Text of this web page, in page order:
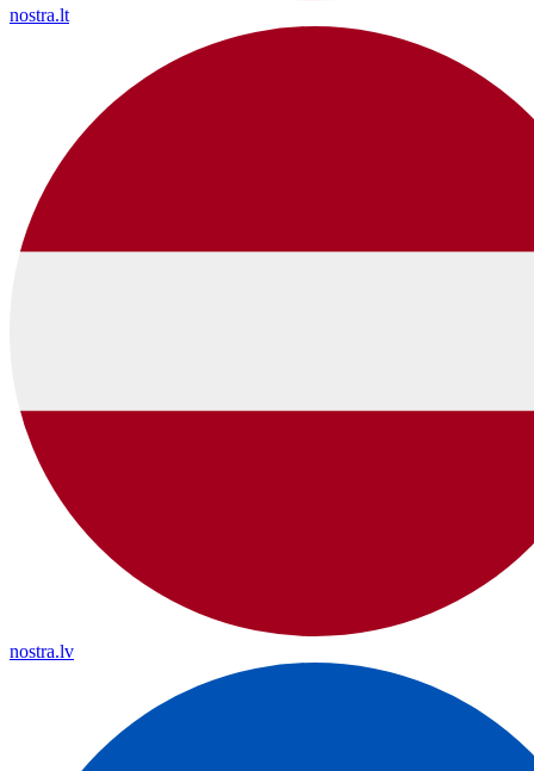
nostra.lt
nostra.lv